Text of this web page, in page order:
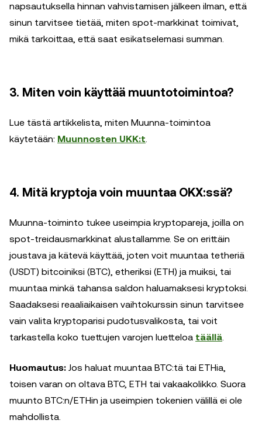
napsautuksella hinnan vahvistamisen jälkeen ilman, että
sinun tarvitsee tietää, miten spot-markkinat toimivat,
mikä tarkoittaa, että saat esikatselemasi summan.
3. Miten voin käyttää muuntotoimintoa?
Lue tästä artikkelista, miten Muunna-toimintoa
käytetään: Muunnosten UKK:t.
4. Mitä kryptoja voin muuntaa OKX:ssä?
Muunna-toiminto tukee useimpia kryptopareja, joilla on
spot-treidausmarkkinat alustallamme. Se on erittäin
joustava ja kätevä käyttää, joten voit muuntaa tetheriä
(USDT) bitcoiniksi (BTC), etheriksi (ETH) ja muiksi, tai
muuntaa minkä tahansa saldon haluamaksesi kryptoksi.
Saadaksesi reaaliaikaisen vaihtokurssin sinun tarvitsee
vain valita kryptoparisi pudotusvalikosta, tai voit
tarkastella koko tuettujen varojen luetteloa täällä.
Huomautus: Jos haluat muuntaa BTC:tä tai ETHia,
toisen varan on oltava BTC, ETH tai vakaakolikko. Suora
muunto BTC:n/ETHin ja useimpien tokenien välillä ei ole
mahdollista.